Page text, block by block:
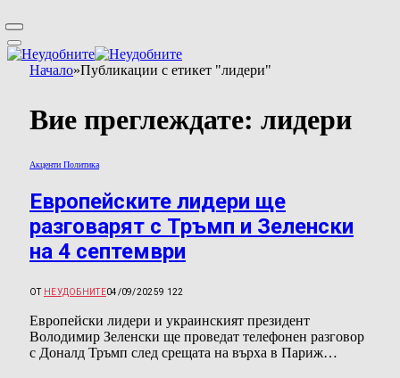
Начало»Публикации с етикет "лидери"
Вие преглеждате: лидери
Акценти Политика
Европейските лидери ще
разговарят с Тръмп и Зеленски
на 4 септември
ОТ НЕУДОБНИТЕ04/09/20259 122
Европейски лидери и украинският президент
Володимир Зеленски ще проведат телефонен разговор
с Доналд Тръмп след срещата на върха в Париж…